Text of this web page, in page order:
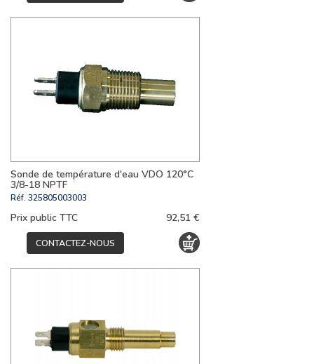
Sonde de température d'eau VDO 120°C
3/8-18 NPTF
Réf. 325805003003
Prix public TTC 92,51 €
CONTACTEZ-NOUS